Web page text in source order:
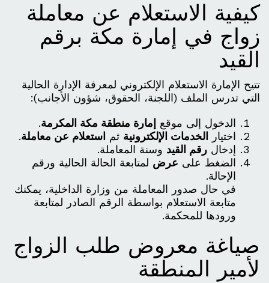
كيفية الاستعلام عن معاملة
زواج في إمارة مكة برقم
القيد
تتيح الإمارة الاستعلام الإلكتروني لمعرفة الإدارة الحالية
التي تدرس الملف (اللجنة، الحقوق، شؤون الأجانب):
الدخول إلى موقع
إمارة منطقة مكة المكرمة.
اختيار
الخدمات الإلكترونية ثم استعلام عن معاملة.
إدخال رقم القيد وسنة المعاملة.
الضغط على عرض لمتابعة الحالة الحالية ورقم
الإحالة.
في حال صدور المعاملة من وزارة الداخلية، يمكنك
متابعة الاستعلام بواسطة الرقم الصادر لمتابعة
ورودها للمحكمة.
صياغة معروض طلب الزواج
لأمير المنطقة